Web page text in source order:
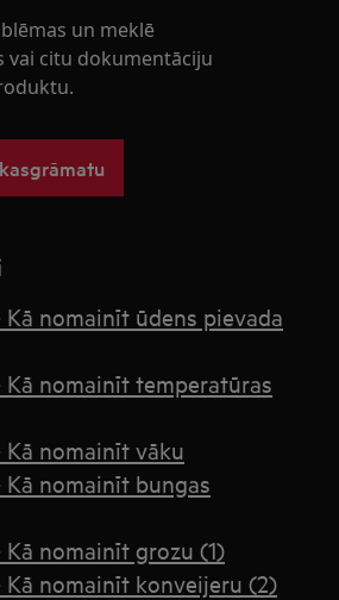
un meklē
vai citu dokumentāciju
Kā nomainīt ūdens pievada
Kā nomainīt temperatūras
Kā nomainīt vāku
Kā nomainīt bungas
Kā nomainīt grozu (1)
Kā nomainīt konveijeru (2)